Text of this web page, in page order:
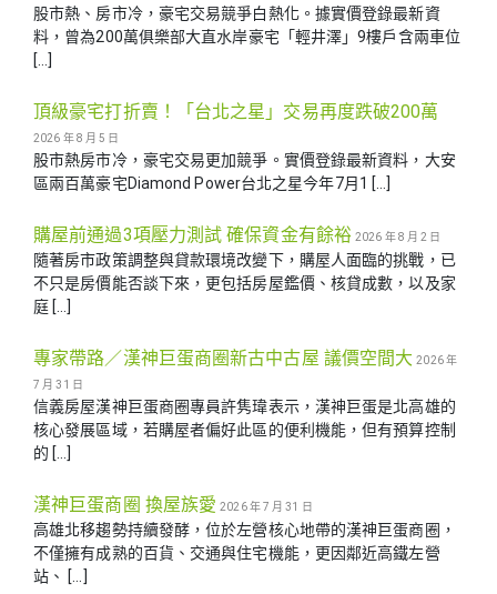
股市熱、房市冷，豪宅交易競爭白熱化。據實價登錄最新資
料，曾為200萬俱樂部大直水岸豪宅「輕井澤」9樓戶含兩車位
[…]
頂級豪宅打折賣！「台北之星」交易再度跌破200萬
2026 年 8 月 5 日
股市熱房市冷，豪宅交易更加競爭。實價登錄最新資料，大安
區兩百萬豪宅Diamond Power台北之星今年7月1 […]
購屋前通過3項壓力測試 確保資金有餘裕 2026 年 8 月 2 日
隨著房市政策調整與貸款環境改變下，購屋人面臨的挑戰，已
不只是房價能否談下來，更包括房屋鑑價、核貸成數，以及家
庭 […]
專家帶路／漢神巨蛋商圈新古中古屋 議價空間大 2026 年
7 月 31 日
信義房屋漢神巨蛋商圈專員許隽瑋表示，漢神巨蛋是北高雄的
核心發展區域，若購屋者偏好此區的便利機能，但有預算控制
的 […]
漢神巨蛋商圈 換屋族愛 2026 年 7 月 31 日
高雄北移趨勢持續發酵，位於左營核心地帶的漢神巨蛋商圈，
不僅擁有成熟的百貨、交通與住宅機能，更因鄰近高鐵左營
站、 […]